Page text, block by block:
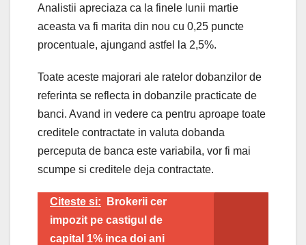
Analistii apreciaza ca la finele lunii martie
aceasta va fi marita din nou cu 0,25 puncte
procentuale, ajungand astfel la 2,5%.
Toate aceste majorari ale ratelor dobanzilor de
referinta se reflecta in dobanzile practicate de
banci. Avand in vedere ca pentru aproape toate
creditele contractate in valuta dobanda
perceputa de banca este variabila, vor fi mai
scumpe si creditele deja contractate.
Citeste si:
Brokerii cer
impozit pe castigul de
capital 1% inca doi ani